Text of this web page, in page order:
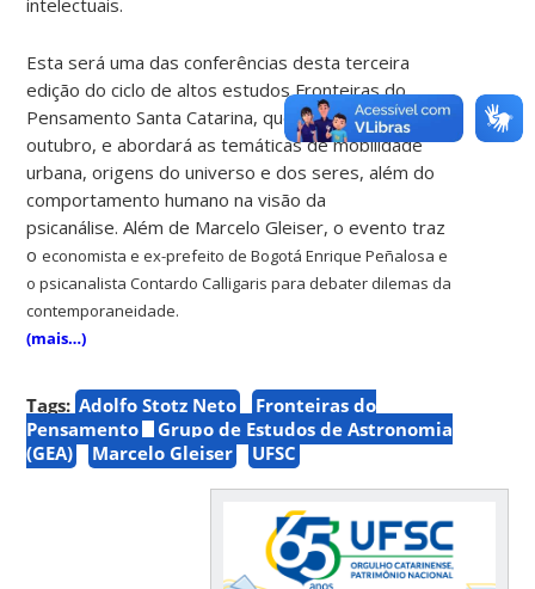
Esta será uma das conferências desta terceira
edição do ciclo de altos estudos Fronteiras do
Pensamento Santa Catarina, que ocorre de 7 a 9 de
outubro, e abordará as temáticas de mobilidade
urbana, origens do universo e dos seres, além do
comportamento humano na visão da
psicanálise. Além de Marcelo Gleiser, o evento traz
oeconomista e ex-prefeito de Bogotá Enrique Peñalosa e
o psicanalista Contardo Calligaris para debater dilemas da
contemporaneidade.
(mais…)
Tags: Adolfo Stotz Neto
Fronteiras do
Pensamento
Grupo de Estudos de Astronomia
(GEA)
Marcelo Gleiser UFSC